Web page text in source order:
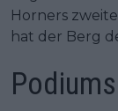
Horners
hat der Berg